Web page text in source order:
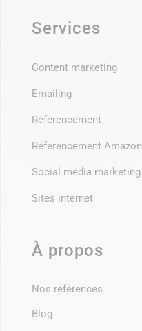
Services
Content marketing
Emailing
Référencement
Référencement Amazon
Social media marketing
Sites internet
À propos
Nos références
Blog